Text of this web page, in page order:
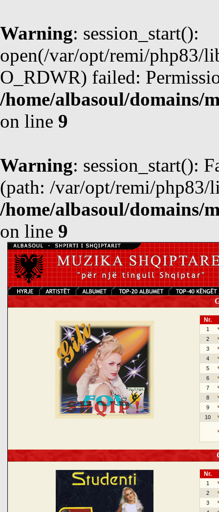
Warning: session_start():
open(/var/opt/remi/php83/
O_RDWR) failed:
/home/albasoul/domains/
on line 9
Warning: session_start():
(path: /var/opt/remi/php83/
/home/albasoul/domains/
on line 9
Nr.
1
2
3
4
5
6
7
8
9
10
Nr.
1
2
3